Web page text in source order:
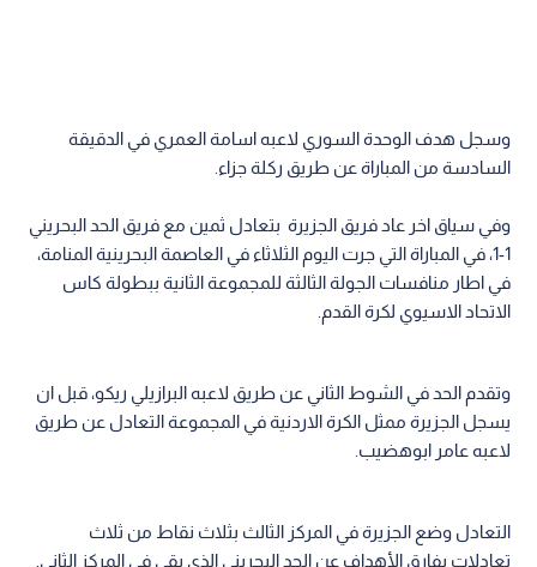
وسجل هدف الوحدة السوري لاعبه اسامة العمري في الدقيقة
السادسة من المباراة عن طريق ركلة جزاء.
وفي سياق اخر عاد فريق الجزيرة بتعادل ثمين مع فريق الحد البحريني
1-1، في المباراة التي جرت اليوم الثلاثاء في العاصمة البحرينية المنامة،
في اطار منافسات الجولة الثالثة للمجموعة الثانية ببطولة كاس
الاتحاد الاسيوي لكرة القدم.
وتقدم الحد في الشوط الثاني عن طريق لاعبه البرازيلي ريكو، قبل ان
يسجل الجزيرة ممثل الكرة الاردنية في المجموعة التعادل عن طريق
لاعبه عامر ابوهضيب.
التعادل وضع الجزيرة في المركز الثالث بثلاث نقاط من ثلاث
تعادلات بفارق الأهداف عن الحد البحريني الذي بقي في المركز الثاني.